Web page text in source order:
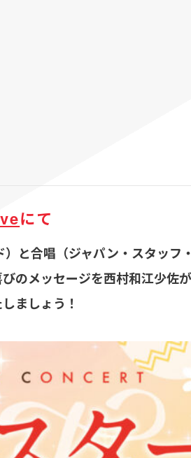
にて
と合唱（ジャパン・スタッフ
のメッセージを西村和江少佐
ましょう！